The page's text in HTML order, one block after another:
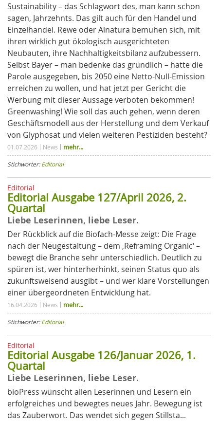
Sustainability – das Schlagwort des, man kann schon
sagen, Jahrzehnts. Das gilt auch für den Handel und
Einzelhandel. Rewe oder Alnatura bemühen sich, mit
ihren wirklich gut ökologisch ausgerichteten
Neubauten, ihre Nachhaltigkeitsbilanz aufzubessern.
Selbst Bayer – man bedenke das gründlich – hatte die
Parole ausgegeben, bis 2050 eine Netto-Null-Emission
erreichen zu wollen, und hat jetzt per Gericht die
Werbung mit dieser Aussage verboten bekommen!
Greenwashing! Wie soll das auch gehen, wenn deren
Geschäftsmodell aus der Herstellung und dem Verkauf
von Glyphosat und vielen weiteren Pestiziden besteht?
01.07.2026 News mehr...
Stichwörter:Editorial
Editorial
Editorial Ausgabe 127/April 2026, 2.
Quartal
Liebe Leserinnen, liebe Leser.
Der Rückblick auf die Biofach-Messe zeigt: Die Frage
nach der Neugestaltung – dem ‚Reframing Organic‘ –
bewegt die Branche sehr unterschiedlich. Deutlich zu
spüren ist, wer hinterherhinkt, seinen Status quo als
zukunftsweisend ausgibt – und wer klare Vorstellungen
einer übergeordneten Entwicklung hat.
16.04.2026 News mehr...
Stichwörter:Editorial
Editorial
Editorial Ausgabe 126/Januar 2026, 1.
Quartal
Liebe Leserinnen, liebe Leser.
bioPress wünscht allen Leserinnen und Lesern ein
erfolgreiches und bewegtes neues Jahr. Bewegung ist
das Zauberwort. Das wendet sich gegen Stillsta...